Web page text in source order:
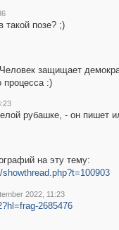
такой позе? ;)
защищает
процесса :)
рубашке, - он пишет
на эту тему:
2022, 11:23
2685476